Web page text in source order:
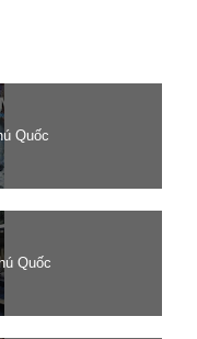
Quốc
Quốc